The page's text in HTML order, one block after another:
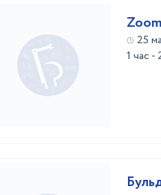
25
1 час